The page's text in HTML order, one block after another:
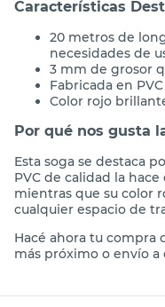
Características
20 metros de
necesidades de
3 mm de grosor
Fabricada en
Color rojo
Por qué nos gusta
Esta soga se destaca
PVC de calidad la
mientras que su color
cualquier espacio de
Hacé ahora tu
más próximo o envío a